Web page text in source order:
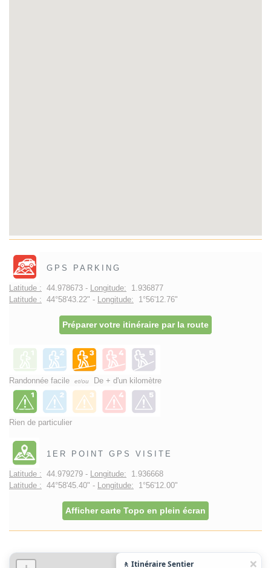
GPS PARKING
Latitude : 44.978673 - Longitude: 1.936877
Latitude : 44°58'43.22" - Longitude: 1°56'12.76"
Préparer votre itinéraire par la route
Randonnée facile et/ou De + d'un kilomètre
Rien de particulier
1ER POINT GPS VISITE
Latitude : 44.979279 - Longitude: 1.936668
Latitude : 44°58'45.40" - Longitude: 1°56'12.00"
Afficher carte Topo en plein écran
🚶 Itinéraire Sentier